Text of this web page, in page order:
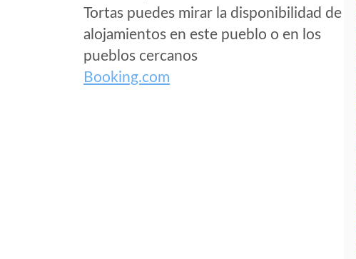
Tortas puedes mirar la disponibilidad de
alojamientos en este pueblo o en los
pueblos cercanos
Booking.com